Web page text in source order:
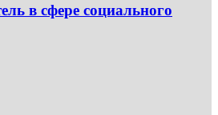
в сфере социального